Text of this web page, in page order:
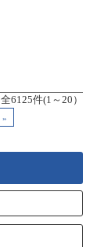
全6125件(1～20）
»